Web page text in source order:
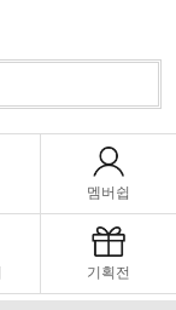
멤버쉽
기획전